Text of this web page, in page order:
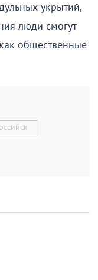
укрытий,
люди смогут
общественные